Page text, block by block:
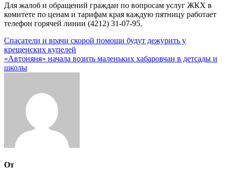
Для жалоб и обращений граждан по вопросам услуг ЖКХ в
комитете по ценам и тарифам края каждую пятницу работает
телефон горячей линии (4212) 31-07-95.
Навигация
по
записям
Спасатели и врачи скорой помощи будут дежурить у
крещенских купелей
«Автоняня» начала возить маленьких хабаровчан в детсады и
школы
От